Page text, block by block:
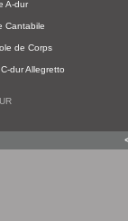
A-dur
Cantabile
de Corps
dur Allegretto